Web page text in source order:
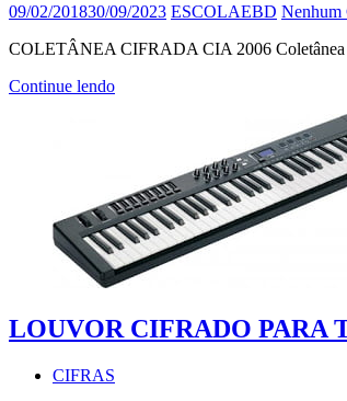
09/02/201830/09/2023 ESCOLAEBD Nenhum
COLETÂNEA CIFRADA CIA 2006 Coletânea
Continue lendo
LOUVOR CIFRADO PARA
CIFRAS